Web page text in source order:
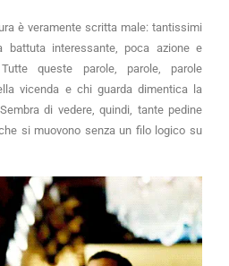
è veramente scritta male: tantissimi
battuta interessante, poca azione e
queste parole, parole, parole
vicenda e chi guarda dimentica la
di vedere, quindi, tante pedine
si muovono senza un filo logico su